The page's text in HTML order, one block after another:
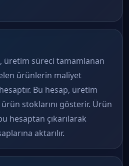
üretim süreci tamamlanan
ürünlerin maliyet
Bu hesap, üretim
stoklarını gösterir. Ürün
hesaptan çıkarılarak
aktarılır.